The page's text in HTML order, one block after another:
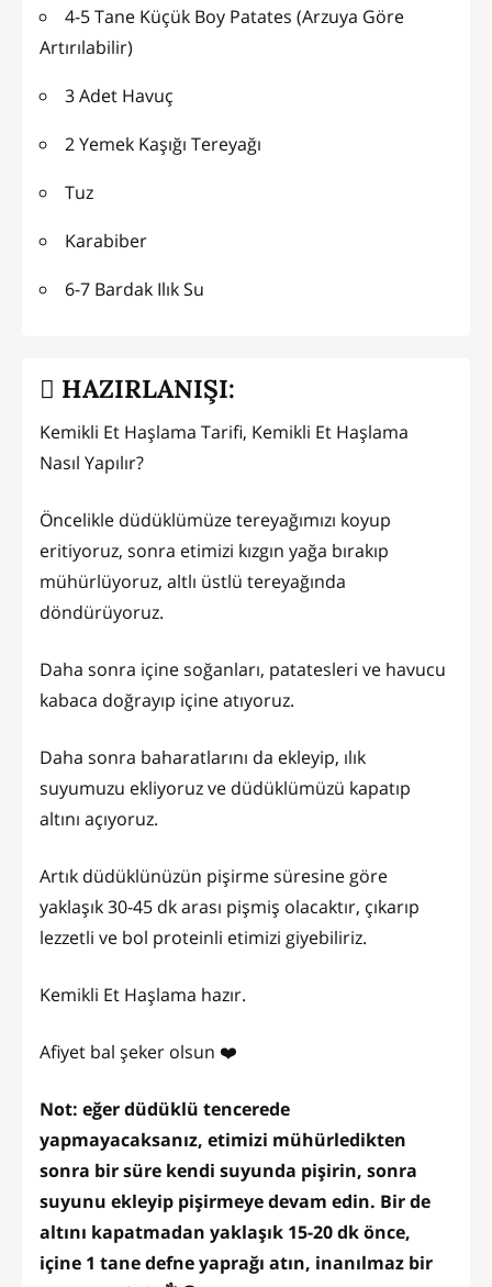
4-5 Tane Küçük Boy Patates (Arzuya Göre
Artırılabilir)
3 Adet Havuç
2 Yemek Kaşığı Tereyağı
Tuz
Karabiber
6-7 Bardak Ilık Su
HAZIRLANIŞI:
Kemikli Et Haşlama Tarifi, Kemikli Et Haşlama
Nasıl Yapılır?
Öncelikle düdüklümüze tereyağımızı koyup
eritiyoruz, sonra etimizi kızgın yağa bırakıp
mühürlüyoruz, altlı üstlü tereyağında
döndürüyoruz.
Daha sonra içine soğanları, patatesleri ve havucu
kabaca doğrayıp içine atıyoruz.
Daha sonra baharatlarını da ekleyip, ılık
suyumuzu ekliyoruz ve düdüklümüzü kapatıp
altını açıyoruz.
Artık düdüklünüzün pişirme süresine göre
yaklaşık 30-45 dk arası pişmiş olacaktır, çıkarıp
lezzetli ve bol proteinli etimizi giyebiliriz.
Kemikli Et Haşlama hazır.
Afiyet bal şeker olsun ❤️
Not: eğer düdüklü tencerede
yapmayacaksanız, etimizi mühürledikten
sonra bir süre kendi suyunda pişirin, sonra
suyunu ekleyip pişirmeye devam edin. Bir de
altını kapatmadan yaklaşık 15-20 dk önce,
içine 1 tane defne yaprağı atın, inanılmaz bir